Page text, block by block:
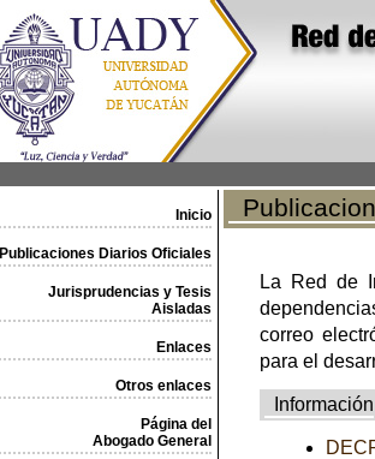
Inicio
Publicaciones Diarios Oficiales
Jurisprudencias y Tesis
Aisladas
Enlaces
Otros enlaces
Página del
Abogado General
La Red de
correo
para el
Información